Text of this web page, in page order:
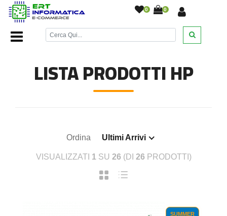
0 0
Home Page/Cartucce inkjet/Cartucce Inkjet Hp/
LISTA PRODOTTI HP
Ordina Ultimi Arrivi
VISUALIZZATI 1 SU 26 (DI 26 PRODOTTI)
SUMMER